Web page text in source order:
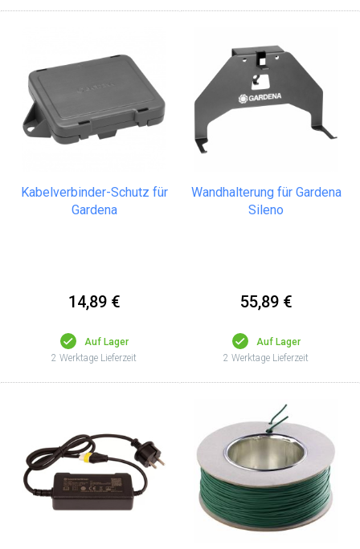
Kabelverbinder-Schutz für
Gardena
14,89 €
Auf Lager
2 Werktage Lieferzeit
Wandhalterung für Gardena
Sileno
55,89 €
Auf Lager
2 Werktage Lieferzeit